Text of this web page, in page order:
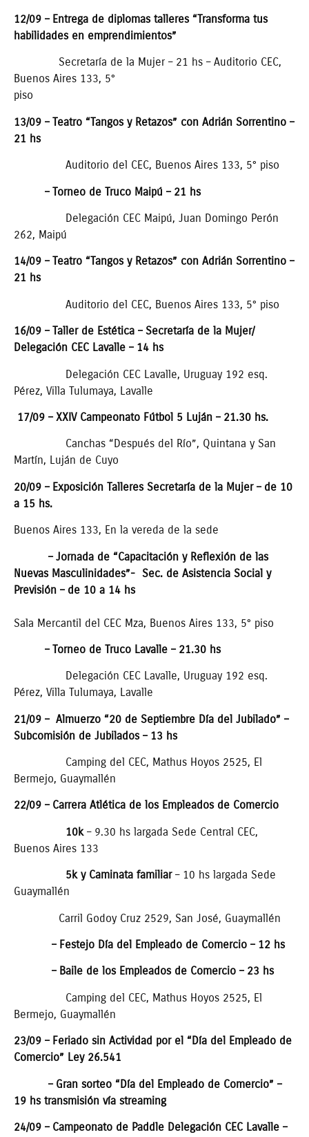
12/09 – Entrega de diplomas talleres “Transforma tus
habilidades en emprendimientos”
Secretaría de la Mujer – 21 hs – Auditorio CEC,
Buenos Aires 133, 5°
piso
13/09 – Teatro “Tangos y Retazos” con Adrián Sorrentino –
21 hs
Auditorio del CEC, Buenos Aires 133, 5° piso
– Torneo de Truco Maipú – 21 hs
Delegación CEC Maipú, Juan Domingo Perón
262, Maipú
14/09 – Teatro “Tangos y Retazos” con Adrián Sorrentino –
21 hs
Auditorio del CEC, Buenos Aires 133, 5° piso
16/09 – Taller de Estética – Secretaría de la Mujer/
Delegación CEC Lavalle – 14 hs
Delegación CEC Lavalle, Uruguay 192 esq.
Pérez, Villa Tulumaya, Lavalle
17/09 – XXIV Campeonato Fútbol 5 Luján – 21.30 hs.
Canchas “Después del Río”, Quintana y San
Martín, Luján de Cuyo
20/09 – Exposición Talleres Secretaría de la Mujer – de 10
a 15 hs.
Buenos Aires 133, En la vereda de la sede
– Jornada de “Capacitación y Reflexión de las
Nuevas Masculinidades”- Sec. de Asistencia Social y
Previsión – de 10 a 14 hs
Sala Mercantil del CEC Mza, Buenos Aires 133, 5° piso
– Torneo de Truco Lavalle – 21.30 hs
Delegación CEC Lavalle, Uruguay 192 esq.
Pérez, Villa Tulumaya, Lavalle
21/09 – Almuerzo “20 de Septiembre Día del Jubilado” –
Subcomisión de Jubilados – 13 hs
Camping del CEC, Mathus Hoyos 2525, El
Bermejo, Guaymallén
22/09 – Carrera Atlética de los Empleados de Comercio
10k– 9.30 hs largada Sede Central CEC,
Buenos Aires 133
5k y Caminata familiar– 10 hs largada Sede
Guaymallén
Carril Godoy Cruz 2529, San José, Guaymallén
– Festejo Día del Empleado de Comercio – 12 hs
– Baile de los Empleados de Comercio – 23 hs
Camping del CEC, Mathus Hoyos 2525, El
Bermejo, Guaymallén
23/09 – Feriado sin Actividad por el “Día del Empleado de
Comercio” Ley 26.541
– Gran sorteo “Día del Empleado de Comercio” –
19 hs transmisión vía streaming
24/09 – Campeonato de Paddle Delegación CEC Lavalle –